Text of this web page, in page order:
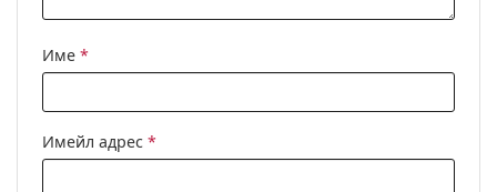
Име *
Имейл адрес *